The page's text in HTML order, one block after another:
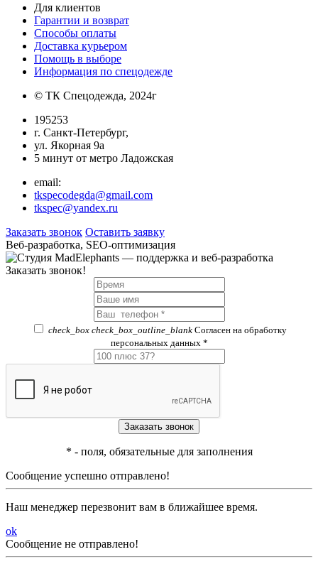
Для клиентов
Гарантии и возврат
Способы оплаты
Доставка курьером
Помощь в выборе
Информация по спецодежде
© ТК Спецодежда, 2024г
195253
г. Санкт-Петербург,
ул. Якорная 9а
5 минут от метро Ладожская
email:
tkspecodegda@gmail.com
tkspec@yandex.ru
Заказать звонок Оставить заявку
Веб-разработка, SEO-оптимизация
Заказать звонок!
check_box check_box_outline_blank Согласен на обработку
персональных данных *
* - поля, обязательные для заполнения
Сообщение успешно отправлено!
Наш менеджер перезвонит вам в ближайшее время.
ok
Сообщение не отправлено!